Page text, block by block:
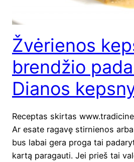
Žvėrienos
brendžio
Dianos
Recep­tas skir­tas
Ar esa­te raga­vę stir­nie­nos
bus labai gera pro­ga tai
kar­tą para­gau­ti. Jei prieš tai